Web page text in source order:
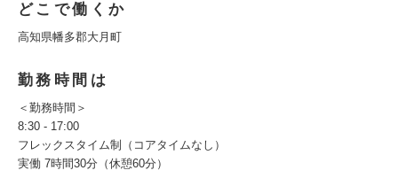
どこで働くか
高知県幡多郡大月町
勤務時間は
＜勤務時間＞
8:30 - 17:00
フレックスタイム制（コアタイムなし）
実働 7時間30分（休憩60分）